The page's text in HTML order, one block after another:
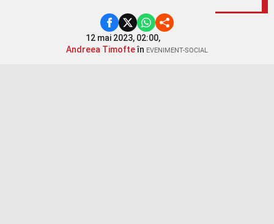
12 mai 2023, 02:00,
Andreea Timofteîn EVENIMENT-SOCIAL